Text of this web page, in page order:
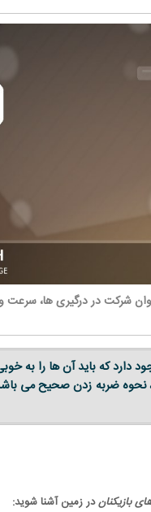
شرکت در درگیری ها، سرعت و
دارد که باید آن ها را به
نحوه ضربه زدن صحیح می
بازیکناندر زمین آشنا شوید: